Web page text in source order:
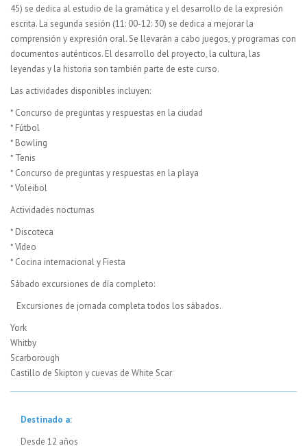
45) se dedica al estudio de la gramática y el desarrollo de la expresión
escrita. La segunda sesión (11: 00-12: 30) se dedica a mejorar la
comprensión y expresión oral. Se llevarán a cabo juegos, y programas con
documentos auténticos. El desarrollo del proyecto, la cultura, las
leyendas y la historia son también parte de este curso.
Las actividades disponibles incluyen:
* Concurso de preguntas y respuestas en la ciudad
* Fútbol
* Bowling
* Tenis
* Concurso de preguntas y respuestas en la playa
* Voleibol
Actividades nocturnas
* Discoteca
* Vídeo
* Cocina internacional y Fiesta
Sábado excursiones de día completo:
Excursiones de jornada completa todos los sábados.
York
Whitby
Scarborough
Castillo de Skipton y cuevas de White Scar
Destinado a:
Desde 12 años